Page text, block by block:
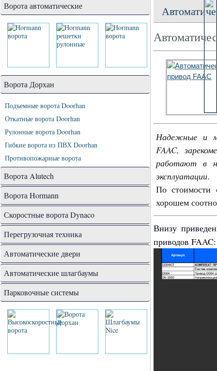
Ворота автоматические
Ворота Дорхан
Подъемные ворота Doorhan
Откатные ворота Doorhan
Рулонные ворота Doorhan
Гибкие ворота из ПВХ Doorhan
Противопожарные ворота
Ворота Alutech
Ворота Hormann
Скоростные ворота Dynaco
Перегрузочная техника
Автоматические двери
Автоматические шлагбаумы
Парковочные системы
Надежные и
FAAC,
работают в
эксплуатации.
По стоимости
хорошем
Внизу
приводов FAAC: